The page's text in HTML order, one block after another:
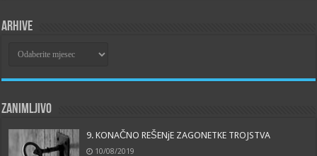
Arhive
Zanimljivo
9. KONAČNO REŠENjE ZAGONETKE TROJSTVA
10/08/2019